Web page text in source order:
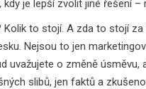
kdy je lepší zvolit jiné řešení
to stojí. A zda to stojí
Nejsou to jen
uvažujete o změně
slibů, jen faktů a